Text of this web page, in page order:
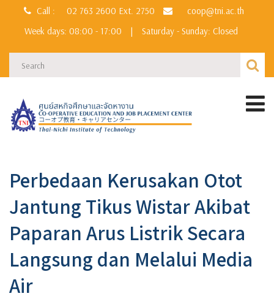
Call : 02 763 2600 Ext. 2750
coop@tni.ac.th
Week days: 08:00 - 17:00
| Saturday - Sunday: Closed
Perbedaan Kerusakan Otot
Jantung Tikus Wistar Akibat
Paparan Arus Listrik Secara
Langsung dan Melalui Media
Air